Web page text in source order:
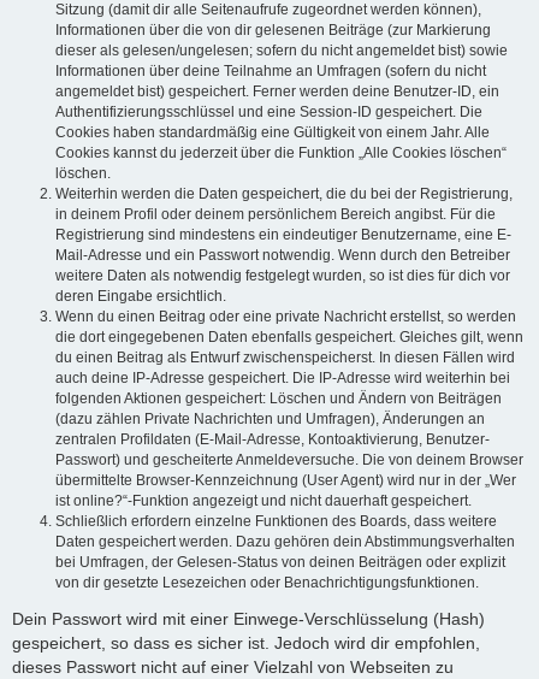
Sitzung (damit dir alle Seitenaufrufe zugeordnet werden können),
Informationen über die von dir gelesenen Beiträge (zur Markierung
dieser als gelesen/ungelesen; sofern du nicht angemeldet bist) sowie
Informationen über deine Teilnahme an Umfragen (sofern du nicht
angemeldet bist) gespeichert. Ferner werden deine Benutzer-ID, ein
Authentifizierungsschlüssel und eine Session-ID gespeichert. Die
Cookies haben standardmäßig eine Gültigkeit von einem Jahr. Alle
Cookies kannst du jederzeit über die Funktion „Alle Cookies löschen“
löschen.
Weiterhin werden die Daten gespeichert, die du bei der Registrierung,
in deinem Profil oder deinem persönlichem Bereich angibst. Für die
Registrierung sind mindestens ein eindeutiger Benutzername, eine E-
Mail-Adresse und ein Passwort notwendig. Wenn durch den Betreiber
weitere Daten als notwendig festgelegt wurden, so ist dies für dich vor
deren Eingabe ersichtlich.
Wenn du einen Beitrag oder eine private Nachricht erstellst, so werden
die dort eingegebenen Daten ebenfalls gespeichert. Gleiches gilt, wenn
du einen Beitrag als Entwurf zwischenspeicherst. In diesen Fällen wird
auch deine IP-Adresse gespeichert. Die IP-Adresse wird weiterhin bei
folgenden Aktionen gespeichert: Löschen und Ändern von Beiträgen
(dazu zählen Private Nachrichten und Umfragen), Änderungen an
zentralen Profildaten (E-Mail-Adresse, Kontoaktivierung, Benutzer-
Passwort) und gescheiterte Anmeldeversuche. Die von deinem Browser
übermittelte Browser-Kennzeichnung (User Agent) wird nur in der „Wer
ist online?“-Funktion angezeigt und nicht dauerhaft gespeichert.
Schließlich erfordern einzelne Funktionen des Boards, dass weitere
Daten gespeichert werden. Dazu gehören dein Abstimmungsverhalten
bei Umfragen, der Gelesen-Status von deinen Beiträgen oder explizit
von dir gesetzte Lesezeichen oder Benachrichtigungsfunktionen.
Dein Passwort wird mit einer Einwege-Verschlüsselung (Hash)
gespeichert, so dass es sicher ist. Jedoch wird dir empfohlen,
dieses Passwort nicht auf einer Vielzahl von Webseiten zu